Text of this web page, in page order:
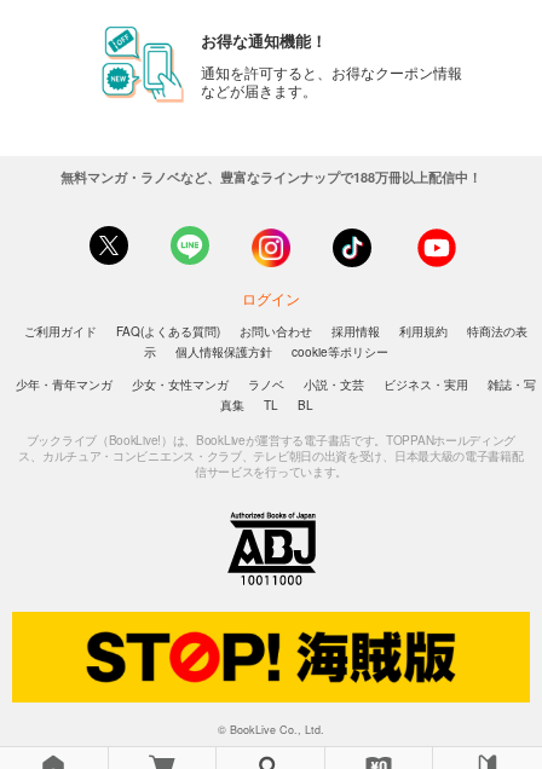
お得な通知機能！
通知を許可すると、お得なクーポン情報
などが届きます。
無料マンガ・ラノベなど、豊富なラインナップで188万冊以上配信中！
ログイン
ご利用ガイド FAQ(よくある質問) お問い合わせ 採用情報 利用規約
特商法の表
示
個人情報保護方針
cookie等ポリシー
少年・青年マンガ
少女・女性マンガ ラノベ 小説・文芸 ビジネス・実用
雑誌・写
真集
TL BL
ブックライブ（BookLive!）は、BookLiveが運営する電子書店です。TOPPANホールディング
ス、カルチュア・コンビニエンス・クラブ、テレビ朝日の出資を受け、日本最大級の電子書籍配
信サービスを行っています。
© BookLive Co., Ltd.